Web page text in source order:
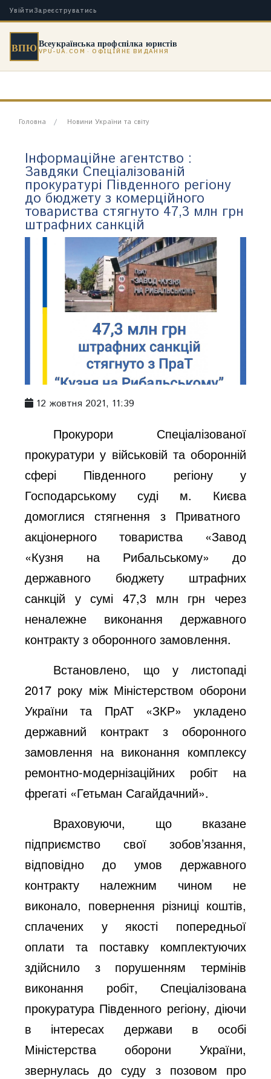
Увійти Зареєструватись
ВПЮВсеукраїнська профспілка юристів
VPU-UA.COM · ОФІЦІЙНЕ ВИДАННЯ
Головна Новини України та світу
Інформаційне агентство :
Завдяки Спеціалізованій
прокуратурі Південного регіону
до бюджету з комерційного
товариства стягнуто 47,3 млн грн
штрафних санкцій
12 жовтня 2021, 11:39
Прокурори Спеціалізованої
прокуратури у військовій та оборонній
сфері Південного регіонуу
Господарському суді м. Києва
домоглися стягнення з Приватного
акціонерного товариства «Завод
«Кузня на Рибальському» до
державного бюджету штрафних
санкцій у сумі 47,3 млн грн через
неналежне виконання державного
контракту з оборонного замовлення.
Встановлено, що у листопаді
2017 року між Міністерством оборони
Українита ПрАТ «ЗКР» укладено
державний контракт з оборонного
замовлення на виконання комплексу
ремонтно-модернізаційних робіт на
фрегаті «Гетьман Сагайдачний».
Враховуючи, що вказане
підприємство свої зобов’язання,
відповідно до умов державного
контракту належним чином не
виконало, повернення різниці коштів,
сплачених у якості попередньої
оплати та поставку комплектуючих
здійснило з порушенням термінів
виконання робіт, Спеціалізована
прокуратура Південного регіону, діючи
в інтересах держави в особі
Міністерства оборони України,
звернулась до суду з позовом про